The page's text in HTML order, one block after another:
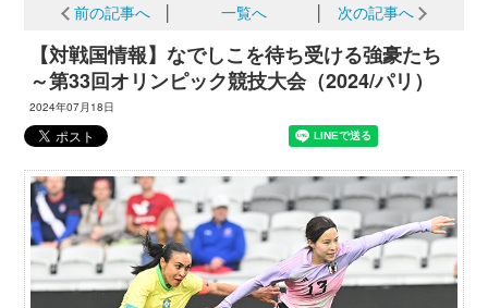
前の記事へ 一覧へ 次の記事へ
【対戦国情報】なでしこを待ち受ける強豪たち
～第33回オリンピック競技大会（2024/パリ）
2024年07月18日